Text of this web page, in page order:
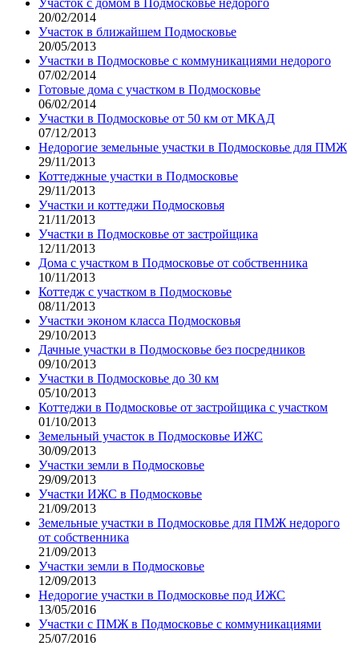
20/02/2014
Участок в ближайшем Подмосковье
20/05/2013
Участки в Подмосковье с коммуникациями недорого
07/02/2014
Готовые дома с участком в Подмосковье
06/02/2014
Участки в Подмосковье от 50 км от МКАД
07/12/2013
Недорогие земельные участки в Подмосковье для ПМЖ
29/11/2013
Коттеджные участки в Подмосковье
29/11/2013
Участки и коттеджи Подмосковья
21/11/2013
Участки в Подмосковье от застройщика
12/11/2013
Дома с участком в Подмосковье от собственника
10/11/2013
Коттедж с участком в Подмосковье
08/11/2013
Участки эконом класса Подмосковья
29/10/2013
Дачные участки в Подмосковье без посредников
09/10/2013
Участки в Подмосковье до 30 км
05/10/2013
Коттеджи в Подмосковье от застройщика с участком
01/10/2013
Земельный участок в Подмосковье ИЖС
30/09/2013
Участки земли в Подмосковье
29/09/2013
Участки ИЖС в Подмосковье
21/09/2013
Земельные участки в Подмосковье для ПМЖ недорого
от собственника
21/09/2013
Участки земли в Подмосковье
12/09/2013
Недорогие участки в Подмосковье под ИЖС
13/05/2016
Участки с ПМЖ в Подмосковье с коммуникациями
25/07/2016